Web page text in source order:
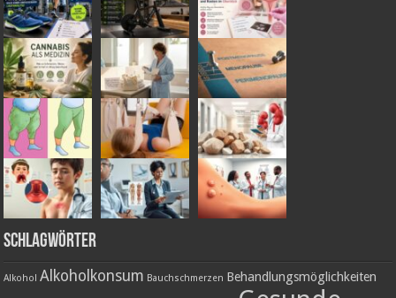
Schlagwörter
Alkohol Alkoholkonsum Bauchschmerzen Behandlungsmöglichkeiten